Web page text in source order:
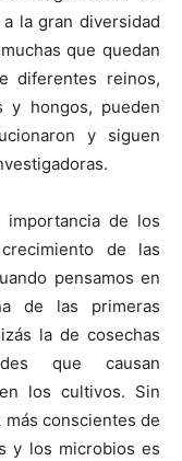
la gran diversidad
que quedan
diferentes reinos,
y hongos, pueden
y siguen
de los
de las
pensamos en
de las primeras
la de cosechas
que causan
los cultivos. Sin
conscientes de
y los microbios es